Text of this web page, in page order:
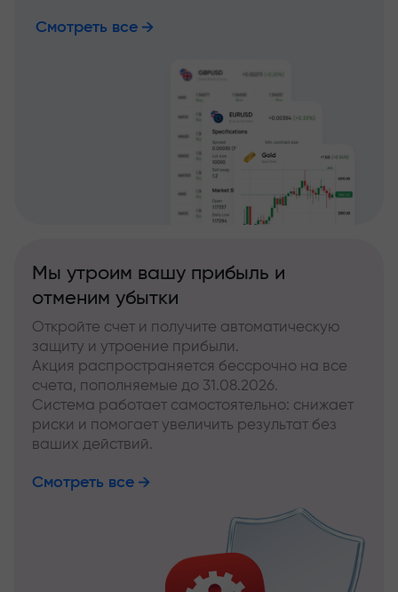
Смотреть все
Мы утроим вашу прибыль и
отменим убытки
Откройте счет и получите автоматическую
защиту и утроение прибыли.
Акция распространяется бессрочно на все
счета, пополняемые до 31.08.2026.
Система работает самостоятельно: снижает
риски и помогает увеличить результат без
ваших действий.
Смотреть все